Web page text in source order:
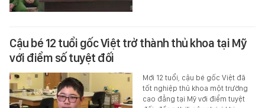
Cậu bé 12 tuổi gốc Việt trở thành thủ khoa tại Mỹ
với điểm số tuyệt đối
Mới 12 tuổi, cậu bé gốc Việt đã
tốt nghiệp thủ khoa một trường
cao đẳng tại Mỹ với điểm tuyệt